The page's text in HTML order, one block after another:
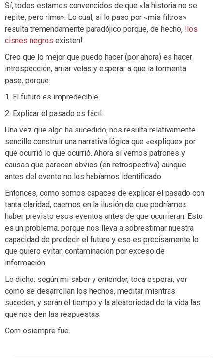
Sí, todos estamos convencidos de que «la historia no se
repite, pero rima». Lo cual, si lo paso por «mis filtros»
resulta tremendamente paradójico porque, de hecho, !los
cisnes negros existen!.
Creo que lo mejor que puedo hacer (por ahora) es hacer
introspección, arriar velas y esperar a que la tormenta
pase, porque:
1. El futuro es impredecible.
2. Explicar el pasado es fácil.
Una vez que algo ha sucedido, nos resulta relativamente
sencillo construir una narrativa lógica que «explique» por
qué ocurrió lo que ocurrió. Ahora sí vemos patrones y
causas que parecen obvios (en retrospectiva) aunque
antes del evento no los habíamos identificado.
Entonces, como somos capaces de explicar el pasado con
tanta claridad, caemos en la ilusión de que podríamos
haber previsto esos eventos antes de que ocurrieran. Esto
es un problema, porque nos lleva a sobrestimar nuestra
capacidad de predecir el futuro y eso es precisamente lo
que quiero evitar: contaminación por exceso de
información.
Lo dicho: según mi saber y entender, toca esperar, ver
como se desarrollan los hechos, meditar misntras
suceden, y serán el tiempo y la aleatoriedad de la vida las
que nos den las respuestas.
Com osiempre fue.